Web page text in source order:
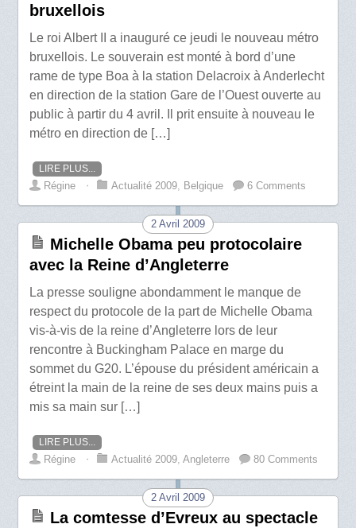
bruxellois
Le roi Albert II a inauguré ce jeudi le nouveau métro
bruxellois. Le souverain est monté à bord d’une
rame de type Boa à la station Delacroix à Anderlecht
en direction de la station Gare de l’Ouest ouverte au
public à partir du 4 avril. Il prit ensuite à nouveau le
métro en direction de […]
LIRE PLUS...
Régine ⋅ Actualité 2009 Belgique 6 Comments
2 Avril 2009
Michelle Obama peu protocolaire
avec la Reine d’Angleterre
La presse souligne abondamment le manque de
respect du protocole de la part de Michelle Obama
vis-à-vis de la reine d’Angleterre lors de leur
rencontre à Buckingham Palace en marge du
sommet du G20. L’épouse du président américain a
étreint la main de la reine de ses deux mains puis a
mis sa main sur […]
LIRE PLUS...
Régine ⋅ Actualité 2009,Angleterre 80 Comments
2 Avril 2009
La comtesse d’Evreux au spectacle